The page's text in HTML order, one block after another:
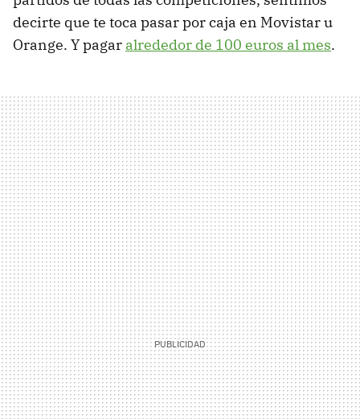
decirte que te toca pasar por caja en Movistar u
Orange. Y pagar alrededor de 100 euros al mes.